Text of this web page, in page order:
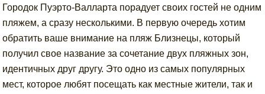
Городок Пуэрто-Валларта порадует своих гостей не одним
пляжем, а сразу несколькими. В первую очередь хотим
обратить ваше внимание на пляж Близнецы, который
получил свое название за сочетание двух пляжных зон,
идентичных друг другу. Это одно из самых популярных
мест, которое любят посещать как местные жители, так и